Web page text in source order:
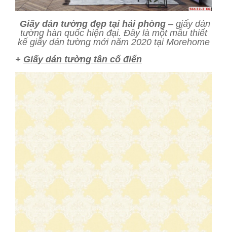
Giấy dán tường đẹp tại hải phòng– giấy dán
tường hàn quốc hiện đại. Đây là một mẫu thiết
kế giấy dán tường mới năm 2020 tại Morehome
+ Giấy dán tường tân cổ điển